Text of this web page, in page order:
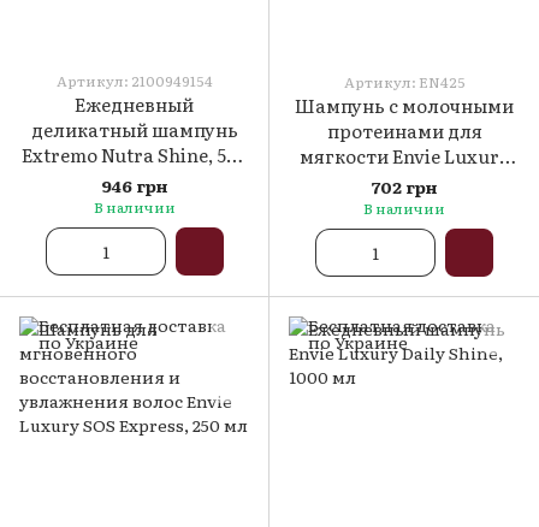
Артикул: 2100949154
Ежедневный
деликатный шампунь
Extremo Nutra Shine, 500
мл
946 грн
В наличии
Артикул: EN425
Шампунь с молочными
протеинами для
мягкости Envie Luxury
Milk, 250 мл
702 грн
В наличии